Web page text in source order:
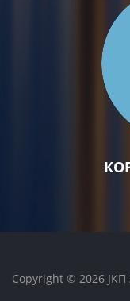
Copyright © 2026